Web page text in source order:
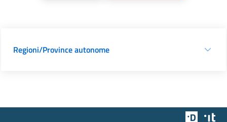
Regioni/Province autonome
Team